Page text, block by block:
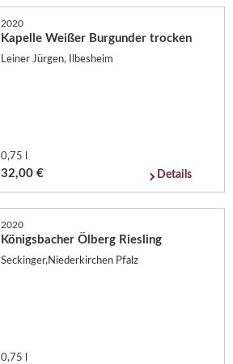
2020
Kapelle Weißer Burgunder trocken
Leiner Jürgen, Ilbesheim
0,75 l
32,00 € Details
2020
Königsbacher Ölberg Riesling
Seckinger,Niederkirchen Pfalz
0,75 l